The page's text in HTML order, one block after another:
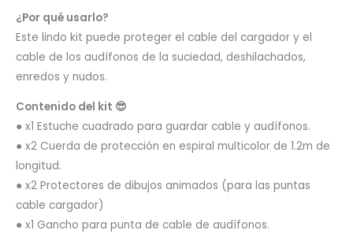
¿Por qué usarlo?
Este lindo kit puede proteger el cable del cargador y el
cable de los audífonos de la suciedad, deshilachados,
enredos y nudos.
Contenido del kit 😎
● x1 Estuche cuadrado para guardar cable y audífonos.
● x2 Cuerda de protección en espiral multicolor de 1.2m de
longitud.
● x2 Protectores de dibujos animados (para las puntas
cable cargador)
● x1 Gancho para punta de cable de audífonos.